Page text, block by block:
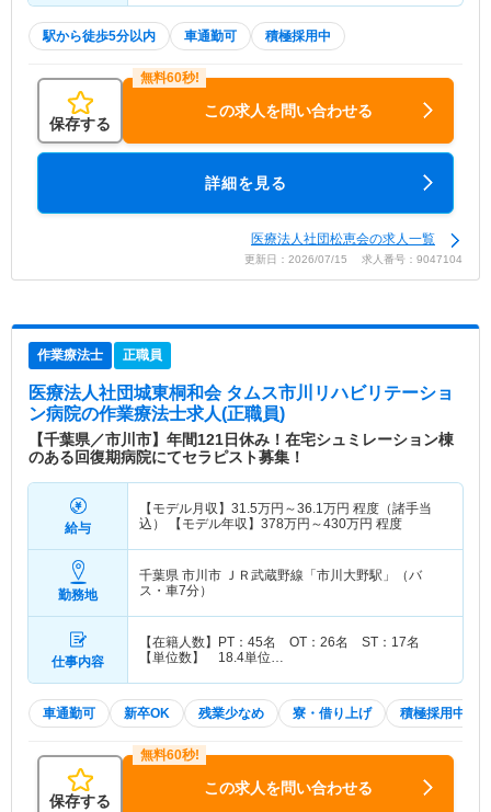
駅から徒歩5分以内 車通勤可 積極採用中
保存する
この求人を問い合わせる
詳細を見る
医療法人社団松恵会の求人一覧
更新日：2026/07/15 求人番号：9047104
作業療法士 正職員
医療法人社団城東桐和会 タムス市川リハビリテーショ
ン病院の作業療法士求人(正職員)
【千葉県／市川市】年間121日休み！在宅シュミレーション棟
のある回復期病院にてセラピスト募集！
給与
【モデル月収】 31.5万円～36.1万円 程度（諸手当
込） 【モデル年収】 378万円～430万円 程度
勤務地
千葉県 市川市 ＪＲ武蔵野線「市川大野駅」（バ
ス・車7分）
仕事内容
【在籍人数】PT：45名 OT：26名 ST：17名
【単位数】 18.4単位…
車通勤可 新卒OK 残業少なめ 寮・借り上げ 積極採用中
保存する
この求人を問い合わせる